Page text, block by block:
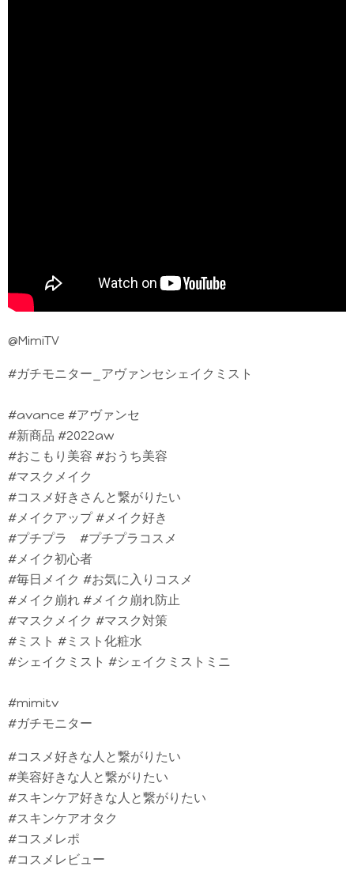
@MimiTV
#ガチモニター_アヴァンセシェイクミスト
#avance #アヴァンセ
#新商品 #2022aw
#おこもり美容 #おうち美容
#マスクメイク
#コスメ好きさんと繋がりたい
#メイクアップ #メイク好き
#プチプラ #プチプラコスメ
#メイク初心者
#毎日メイク #お気に入りコスメ
#メイク崩れ #メイク崩れ防止
#マスクメイク #マスク対策
#ミスト #ミスト化粧水
#シェイクミスト #シェイクミストミニ
#mimitv
#ガチモニター
#コスメ好きな人と繋がりたい
#美容好きな人と繋がりたい
#スキンケア好きな人と繋がりたい
#スキンケアオタク
#コスメレポ
#コスメレビュー